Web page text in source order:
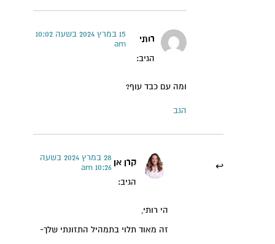
רותי
הגיב:
15 במרץ 2024 בשעה 10:02
am
ומה עם כבד עוף?
הגב
קרן אן
הגיב:
28 במרץ 2024 בשעה
10:26 am
הי רותי,
זה מאוד תלוי בתמהיל התזונתי שלך-